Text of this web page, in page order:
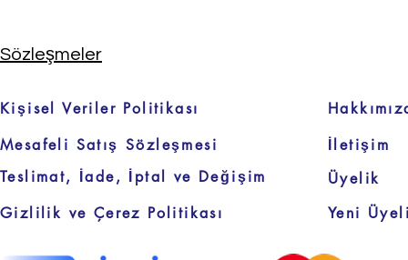
Sözleşmeler
Kişisel Veriler Politikası
Mesafeli Satış Sözleşmesi
Teslimat, İade, İptal ve Değişim
Gizlilik ve Çerez Politikası
İletişim
Üyelik
Yeni